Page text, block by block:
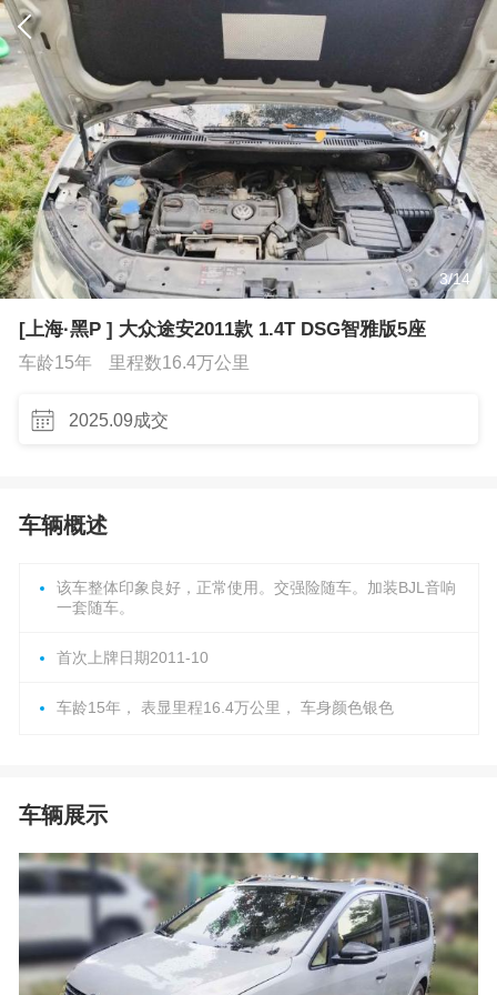
3/14
[上海·黑P ] 大众途安2011款 1.4T DSG智雅版5座
车龄15年 里程数16.4万公里
2025.09成交
车辆概述
该车整体印象良好，正常使用。交强险随车。加装BJL音响
一套随车。
首次上牌日期2011-10
车龄15年， 表显里程16.4万公里， 车身颜色银色
车辆展示